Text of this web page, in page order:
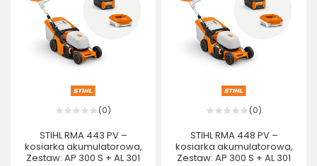
(0)
STIHL RMA 443 PV –
kosiarka akumulatorowa,
Zestaw: AP 300 S + AL 301
(0)
STIHL RMA 448 PV –
kosiarka akumulatorowa,
Zestaw: AP 300 S + AL 301